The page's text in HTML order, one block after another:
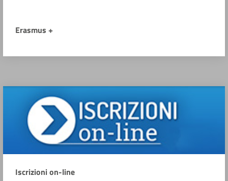
Erasmus +
Iscrizioni on-line